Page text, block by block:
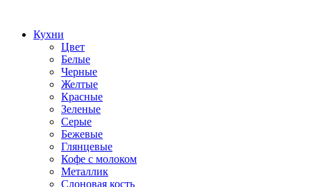
Кухни
Цвет
Белые
Черные
Желтые
Красные
Зеленые
Серые
Бежевые
Глянцевые
Кофе с молоком
Металлик
Слоновая кость